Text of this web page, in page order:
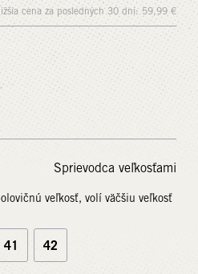
cena za posledných 30 dní: 59,99 €
Sprievodca veľkosťami
veľkosť, volí väčšiu veľkosť
41 42